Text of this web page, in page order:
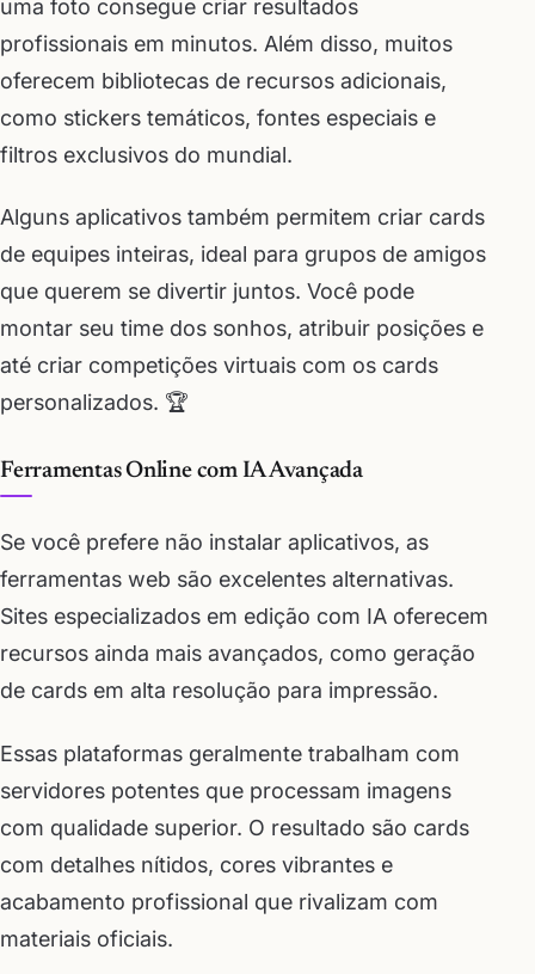
uma foto consegue criar resultados
profissionais em minutos. Além disso, muitos
oferecem bibliotecas de recursos adicionais,
como stickers temáticos, fontes especiais e
filtros exclusivos do mundial.
Alguns aplicativos também permitem criar cards
de equipes inteiras, ideal para grupos de amigos
que querem se divertir juntos. Você pode
montar seu time dos sonhos, atribuir posições e
até criar competições virtuais com os cards
personalizados. 🏆
Ferramentas Online com IA Avançada
Se você prefere não instalar aplicativos, as
ferramentas web são excelentes alternativas.
Sites especializados em edição com IA oferecem
recursos ainda mais avançados, como geração
de cards em alta resolução para impressão.
Essas plataformas geralmente trabalham com
servidores potentes que processam imagens
com qualidade superior. O resultado são cards
com detalhes nítidos, cores vibrantes e
acabamento profissional que rivalizam com
materiais oficiais.